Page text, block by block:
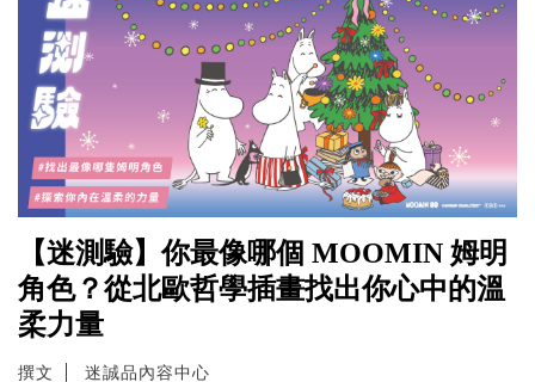
【迷測驗】你最像哪個 MOOMIN 姆明
角色？從北歐哲學插畫找出你心中的溫
柔力量
撰文 迷誠品內容中心